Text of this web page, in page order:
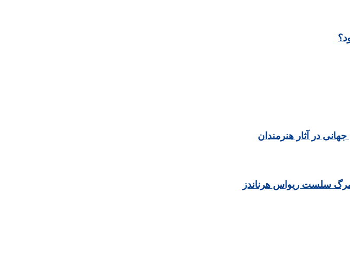
در آثار هنرمندان
مرگ سلست ریواس هرناندز